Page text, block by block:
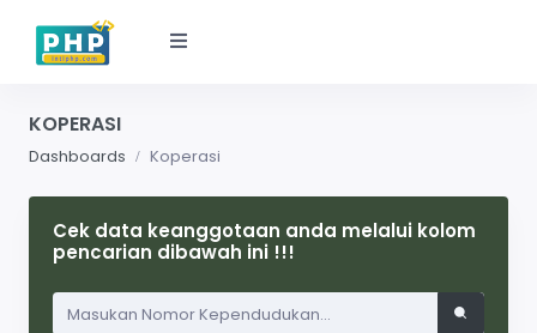
KOPERASI
Dashboards Koperasi
Cek data keanggotaan anda melalui kolom
pencarian dibawah ini !!!